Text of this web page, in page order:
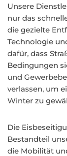
Unsere
nur das
die gezielte
Technologie
dafür, dass
Bedingungen
und
verlassen, um
Winter zu
Die
Bestandteil
die Mobilität